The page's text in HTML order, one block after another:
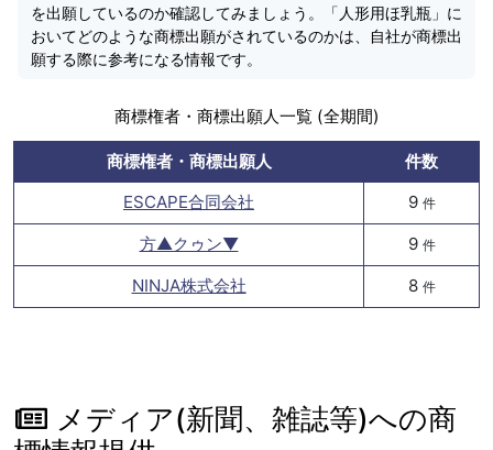
を出願しているのか確認してみましょう。「人形用ほ乳瓶」に
おいてどのような商標出願がされているのかは、自社が商標出
願する際に参考になる情報です。
商標権者・商標出願人一覧 (全期間)
商標権者・商標出願人
件数
ESCAPE合同会社
9 件
方▲クゥン▼ 9 件
NINJA株式会社 8 件
メディア(新聞、雑誌等)への商